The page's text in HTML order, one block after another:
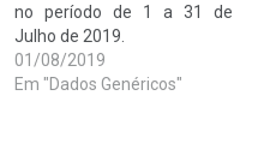
no período de 1 a 31 de
Julho de 2019.
01/08/2019
Em "Dados Genéricos"